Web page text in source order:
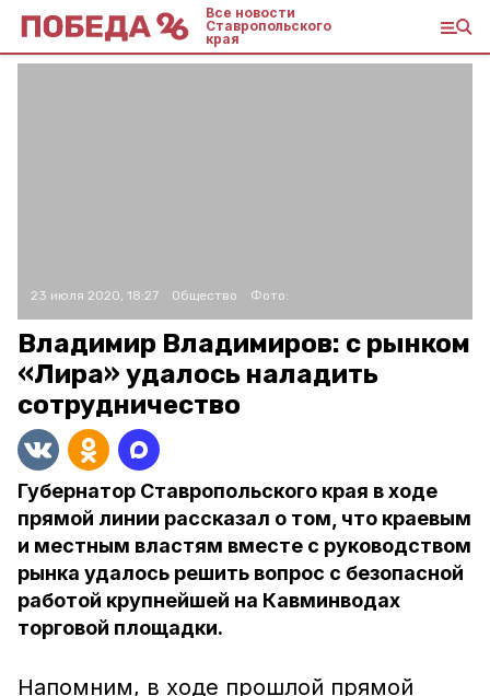
Все новости
Ставропольского
края
23 июля 2020, 18:27 Общество Фото:
Владимир Владимиров: с рынком
«Лира» удалось наладить
сотрудничество
Губернатор Ставропольского края в ходе
прямой линии рассказал о том, что краевым
и местным властям вместе с руководством
рынка удалось решить вопрос с безопасной
работой крупнейшей на Кавминводах
торговой площадки.
Напомним, в ходе прошлой прямой